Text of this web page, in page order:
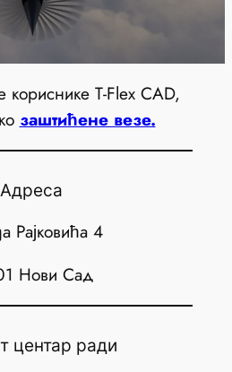
кориснике T-Flex CAD,
заштићене везе.
Адреса
Рајковића 4
Нови Сад
центар ради